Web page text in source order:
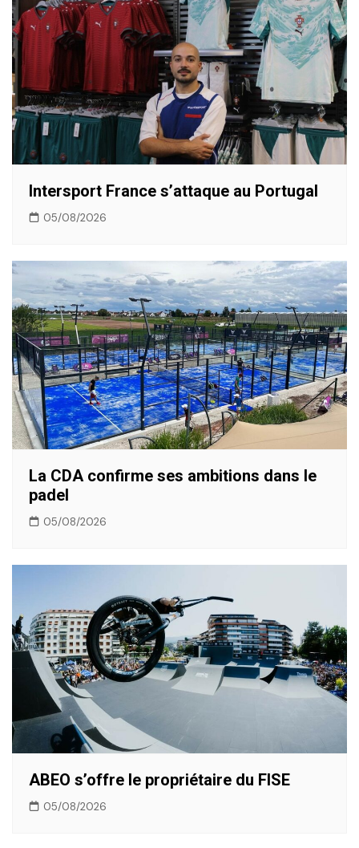
Intersport France s’attaque au Portugal
05/08/2026
La CDA confirme ses ambitions dans le
padel
05/08/2026
ABEO s’offre le propriétaire du FISE
05/08/2026